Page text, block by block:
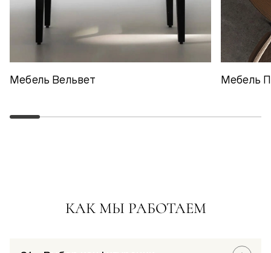
Мебель Вельвет Мебель
КАК МЫ РАБОТАЕМ